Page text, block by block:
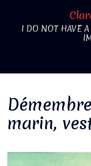
contenuI DO NOT HAVE
marin,